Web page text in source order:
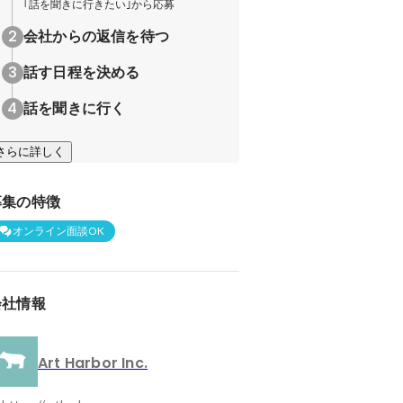
｢話を聞きに行きたい｣から応募
会社からの返信を待つ
話す日程を決める
話を聞きに行く
らに詳しく
の特徴
オンライン面談OK
情報
Art Harbor Inc.